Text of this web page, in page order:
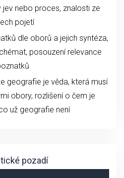
nebo proces, znalosti ze
pojetí
dle oborů a jejich syntéza,
posouzení relevance
geografie je věda, která musí
obory, rozlišení o čem je
už geografie není
pozadí